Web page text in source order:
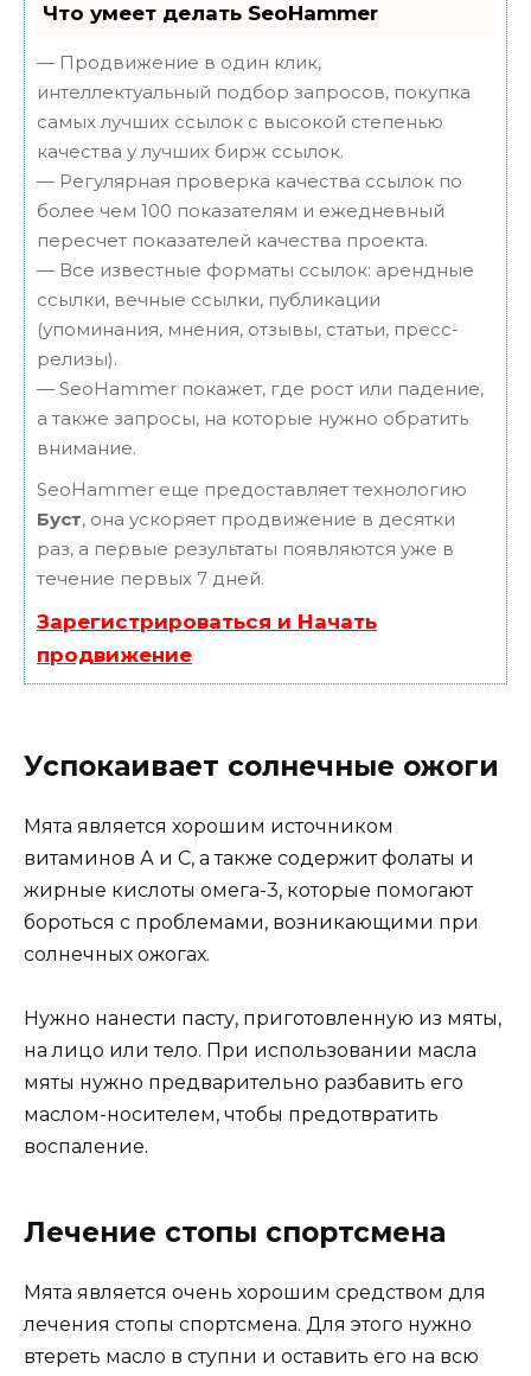
Что умеет делать SeoHammer
— Продвижение в один клик,
интеллектуальный подбор запросов, покупка
самых лучших ссылок с высокой степенью
качества у лучших бирж ссылок.
— Регулярная проверка качества ссылок по
более чем 100 показателям и ежедневный
пересчет показателей качества проекта.
— Все известные форматы ссылок: арендные
ссылки, вечные ссылки, публикации
(упоминания, мнения, отзывы, статьи, пресс-
релизы).
— SeoHammer покажет, где рост или падение,
а также запросы, на которые нужно обратить
внимание.
SeoHammer еще предоставляет технологию
Буст, она ускоряет продвижение в десятки
раз, а первые результаты появляются уже в
течение первых 7 дней.
Зарегистрироваться и Начать
продвижение
Успокаивает солнечные ожоги
Мята является хорошим источником
витаминов А и С, а также содержит фолаты и
жирные кислоты омега-3, которые помогают
бороться с проблемами, возникающими при
солнечных ожогах.
Нужно нанести пасту, приготовленную из мяты,
на лицо или тело. При использовании масла
мяты нужно предварительно разбавить его
маслом-носителем, чтобы предотвратить
воспаление.
Лечение стопы спортсмена
Мята является очень хорошим средством для
лечения стопы спортсмена. Для этого нужно
втереть масло в ступни и оставить его на всю